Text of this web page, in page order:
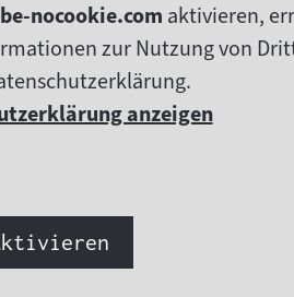
nocookie.com aktivieren,
zur Nutzung von
anzeigen